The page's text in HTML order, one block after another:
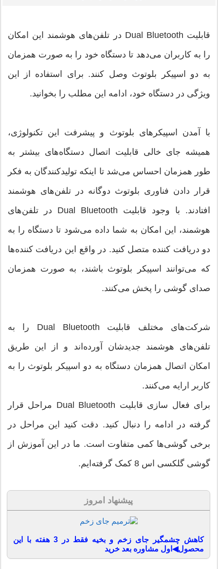
قابلیت Dual Bluetooth در تلفن‌های هوشمند این امکان
را به کاربران می‌دهد تا دستگاه خود را به صورت همزمان
به دو اسپیکر بلوتوث وصل کنند. برای استفاده از این
ویژگی در دستگاه خود، ادامه این مطلب را بخوانید.
با آمدن اسپیکرهای بلوتوث و پیشرفت این تکنولوژی،
همیشه جای خالی قابلیت اتصال دستگاه‌های بیشتر به
طور همزمان احساس می‌شد تا اینکه تولیدکنندگان به فکر
قرار دادن فناوری بلوتوث دوگانه در تلفن‌های هوشمند
افتادند. با وجود قابلیت Dual Bluetooth در تلفن‌های
هوشمند، این امکان به شما داده می‌شود تا دستگاه را به
دو دریافت کننده متصل کنید. در واقع این دریافت کننده‌ها
که می‌توانند اسپیکر بلوتوث باشند، به صورت همزمان
صدای گوشی را پخش می‌کنند.
شرکت‌های مختلف قابلیت Dual Bluetooth را به
تلفن‌های هوشمند جدیدشان آورده‌اند و از این طریق
امکان اتصال همزمان دستگاه به دو اسپیکر بلوتوث را به
کاربر ارایه می‌کنند.
برای فعال سازی قابلیت Dual Bluetooth مراحل قرار
گرفته در ادامه را دنبال کنید. دقت کنید این مراحل در
برخی گوشی‌ها کمی متفاوت است. ما در این آموزش از
گوشی گلکسی اس 8 کمک گرفته‌ایم.
پیشنهاد امروز
کاهش چشمگیر جای زخم و بخیه فقط در 3 هفته با این
محصول◀اول مشاوره بعد خرید